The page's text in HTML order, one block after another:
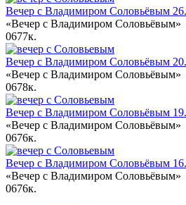
Вечер с Владимиром Соловьёвым
«Вечер с Владимиром Соловьёвым»
0677к.
Вечер с Владимиром Соловьёвым
«Вечер с Владимиром Соловьёвым»
0678к.
Вечер с Владимиром Соловьёвым
«Вечер с Владимиром Соловьёвым»
0676к.
Вечер с Владимиром Соловьёвым
«Вечер с Владимиром Соловьёвым»
0676к.